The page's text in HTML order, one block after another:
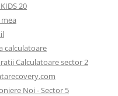
20
calculatoare
Calculatoare sector 2
Noi - Sector 5